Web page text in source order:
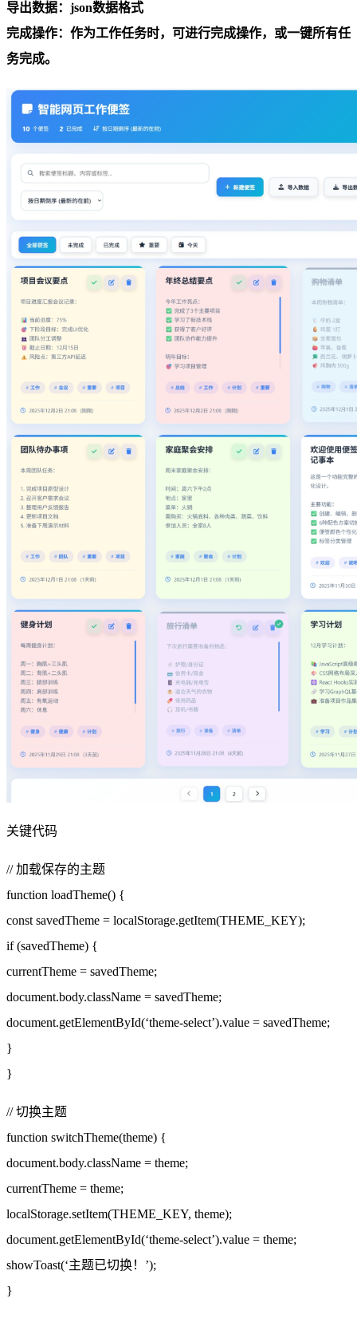
导出数据：json数据格式
完成操作：作为工作任务时，可进行完成操作，或一键所有任
务完成。
关键代码
// 加载保存的主题
function loadTheme() {
const savedTheme = localStorage.getItem(THEME_KEY);
if (savedTheme) {
currentTheme = savedTheme;
document.body.className = savedTheme;
document.getElementById(‘theme-select’).value = savedTheme;
}
}
// 切换主题
function switchTheme(theme) {
document.body.className = theme;
currentTheme = theme;
localStorage.setItem(THEME_KEY, theme);
document.getElementById(‘theme-select’).value = theme;
showToast(‘主题已切换！’);
}